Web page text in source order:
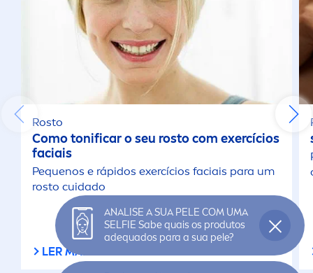
Rosto
Como tonificar o seu rosto com exercícios
faciais
Pequenos e rápidos exercícios faciais para um
rosto cuidado
LER MAIS
ANALISE A SUA PELE COM UMA
SELFIE Sabe quais os produtos
adequados para a sua pele?